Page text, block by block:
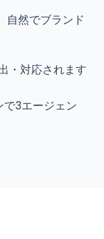
自然でブランド
・対応されます
3エージェン